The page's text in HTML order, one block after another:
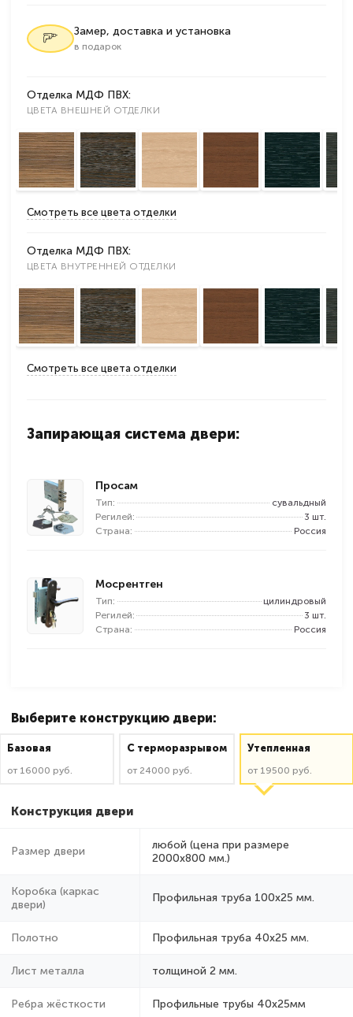
Замер, доставка и установка
в подарок
Отделка МДФ ПВХ:
ЦВЕТА ВНЕШНЕЙ ОТДЕЛКИ
Смотреть все цвета отделки
Отделка МДФ ПВХ:
ЦВЕТА ВНУТРЕННЕЙ ОТДЕЛКИ
Смотреть все цвета отделки
Запирающая система двери:
Просам
Тип:
сувальдный
Регилей:
3 шт.
Страна:
Россия
Мосрентген
Тип:
цилиндровый
Регилей:
3 шт.
Страна:
Россия
Выберите конструкцию двери:
Базовая
от 16000 руб.
C терморазрывом
от 24000 руб.
Утепленная
от 19500 руб.
Конструкция двери
Размер двери
любой (цена при размере
2000x800 мм.)
Коробка (каркас
двери)
Профильная труба 100х25 мм.
Полотно Профильная труба 40х25 мм.
Лист металла толщиной 2 мм.
Ребра жёсткости Профильные трубы 40х25мм